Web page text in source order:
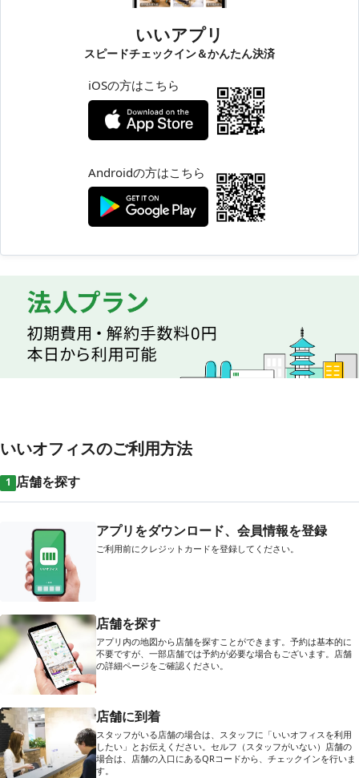
いいアプリ
スピードチェックイン＆かんたん決済
iOSの方はこちら
Androidの方はこちら
いいオフィスのご利用方法
1 店舗を探す
アプリをダウンロード、会員情報を登録
ご利用前にクレジットカードを登録してください。
店舗を探す
アプリ内の地図から店舗を探すことができます。予約は基本的に
不要ですが、一部店舗では予約が必要な場合もございます。店舗
の詳細ページをご確認ください。
店舗に到着
スタッフがいる店舗の場合は、スタッフに「いいオフィスを利用
したい」とお伝えください。セルフ（スタッフがいない）店舗の
場合は、店舗の入口にあるQRコードから、チェックインを行いま
す。